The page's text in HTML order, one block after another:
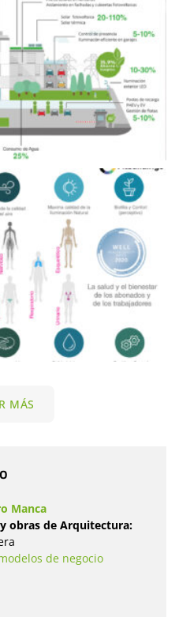
MÁS
Manca
obras de Arquitectura:
de negocio